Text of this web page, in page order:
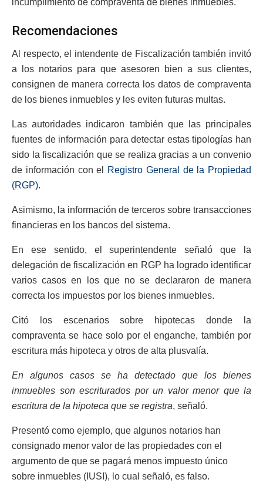
Recomendaciones
Al respecto, el intendente de Fiscalización también invitó
a los notarios para que asesoren bien a sus clientes,
consignen de manera correcta los datos de compraventa
de los bienes inmuebles y les eviten futuras multas.
Las autoridades indicaron también que las principales
fuentes de información para detectar estas tipologías han
sido la fiscalización que se realiza gracias a un convenio
de información con el
Registro General de la Propiedad
(RGP).
Asimismo, la información de terceros sobre transacciones
financieras en los bancos del sistema.
En ese sentido, el superintendente señaló que la
delegación de fiscalización en RGP ha logrado identificar
varios casos en los que no se declararon de manera
correcta los impuestos por los bienes inmuebles.
Citó los escenarios sobre hipotecas donde la
compraventa se hace solo por el enganche, también por
escritura más hipoteca y otros de alta plusvalía.
En algunos casos se ha detectado que los bienes
inmuebles son escriturados por un valor menor que la
escritura de la hipoteca que se registra, señaló.
Presentó como ejemplo, que algunos notarios han
consignado menor valor de las propiedades con el
argumento de que se pagará menos impuesto único
sobre inmuebles (IUSI), lo cual señaló, es falso.